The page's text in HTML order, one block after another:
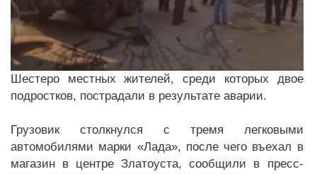
Шестеро местных жителей, среди которых двое
подростков, пострадали в результате аварии.
Грузовик столкнулся с тремя легковыми
автомобилями марки «Лада», после чего въехал в
магазин в центре Златоуста, сообщили в пресс-